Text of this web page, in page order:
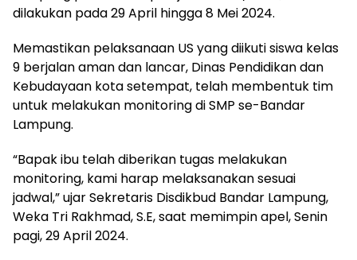
dilakukan pada 29 April hingga 8 Mei 2024.
Memastikan pelaksanaan US yang diikuti siswa kelas
9 berjalan aman dan lancar, Dinas Pendidikan dan
Kebudayaan kota setempat, telah membentuk tim
untuk melakukan monitoring di SMP se-Bandar
Lampung.
“Bapak ibu telah diberikan tugas melakukan
monitoring, kami harap melaksanakan sesuai
jadwal,” ujar Sekretaris Disdikbud Bandar Lampung,
Weka Tri Rakhmad, S.E, saat memimpin apel, Senin
pagi, 29 April 2024.